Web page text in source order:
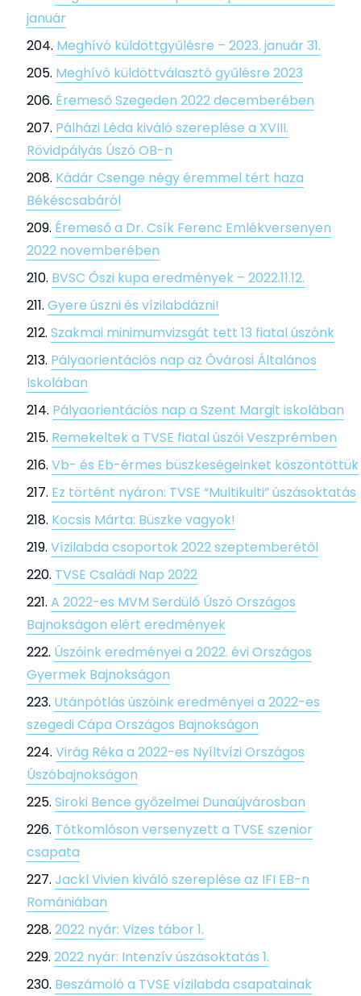
január
Meghívó küldöttgyűlésre – 2023. január 31.
Meghívó küldöttválasztó gyűlésre 2023
Éremeső Szegeden 2022 decemberében
Pálházi Léda kiváló szereplése a XVIII.
Rövidpályás Úszó OB-n
Kádár Csenge négy éremmel tért haza
Békéscsabáról
Éremeső a Dr. Csík Ferenc Emlékversenyen
2022 novemberében
BVSC Őszi kupa eredmények – 2022.11.12.
Gyere úszni és vízilabdázni!
Szakmai minimumvizsgát tett 13 fiatal úszónk
Pályaorientációs nap az Óvárosi Általános
Iskolában
Pályaorientációs nap a Szent Margit iskolában
Remekeltek a TVSE fiatal úszói Veszprémben
Vb- és Eb-érmes büszkeségeinket köszöntöttük
Ez történt nyáron: TVSE “Multikulti” úszásoktatás
Kocsis Márta: Büszke vagyok!
Vízilabda csoportok 2022 szeptemberétől
TVSE Családi Nap 2022
A 2022-es MVM Serdülő Úszó Országos
Bajnokságon elért eredmények
Úszóink eredményei a 2022. évi Országos
Gyermek Bajnokságon
Utánpótlás úszóink eredményei a 2022-es
szegedi Cápa Országos Bajnokságon
Virág Réka a 2022-es Nyíltvízi Országos
Úszóbajnokságon
Siroki Bence győzelmei Dunaújvárosban
Tótkomlóson versenyzett a TVSE szenior
csapata
Jackl Vivien kiváló szereplése az IFI EB-n
Romániában
2022 nyár: Vizes tábor 1.
2022 nyár: Intenzív úszásoktatás 1.
Beszámoló a TVSE vízilabda csapatainak